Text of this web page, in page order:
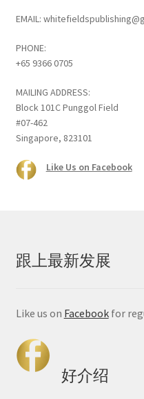
EMAIL:
PHONE:
+65 9366 0705
MAILING ADDRESS:
Block 101C Punggol Field
#07-462
Singapore, 823101
Like Us on Facebook
跟上最新发展
Like us on Facebookfor
好介绍